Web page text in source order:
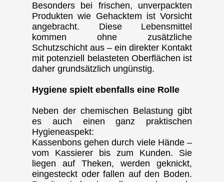
Besonders bei frischen, unverpackten
Produkten wie Gehacktem ist Vorsicht
angebracht. Diese Lebensmittel
kommen ohne zusätzliche
Schutzschicht aus – ein direkter Kontakt
mit potenziell belasteten Oberflächen ist
daher grundsätzlich ungünstig.
Hygiene spielt ebenfalls eine Rolle
Neben der chemischen Belastung gibt
es auch einen ganz praktischen
Hygieneaspekt:
Kassenbons gehen durch viele Hände –
vom Kassierer bis zum Kunden. Sie
liegen auf Theken, werden geknickt,
eingesteckt oder fallen auf den Boden.